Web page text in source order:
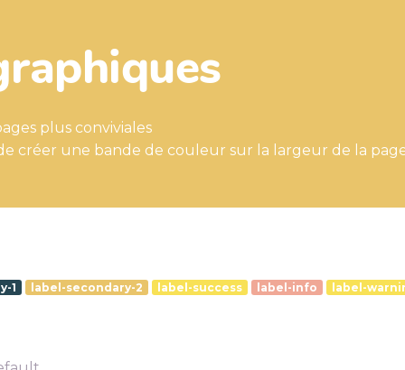
plus conviviales
créer une bande de couleur sur la largeur de la
1 label-secondary-2 label-success label-info label-